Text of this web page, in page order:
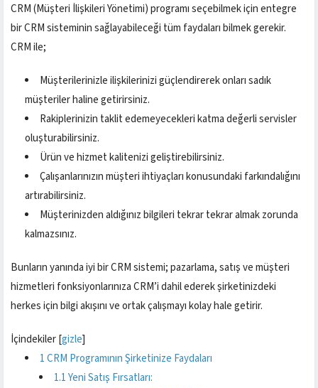
CRM (Müşteri İlişkileri Yönetimi) programı seçebilmek için entegre
bir CRM sisteminin sağlayabileceği tüm faydaları bilmek gerekir.
CRM ile;
Müşterilerinizle ilişkilerinizi güçlendirerek onları sadık
müşteriler haline getirirsiniz.
Rakiplerinizin taklit edemeyecekleri katma değerli servisler
oluşturabilirsiniz.
Ürün ve hizmet kalitenizi geliştirebilirsiniz.
Çalışanlarınızın müşteri ihtiyaçları konusundaki farkındalığını
artırabilirsiniz.
Müşterinizden aldığınız bilgileri tekrar tekrar almak zorunda
kalmazsınız.
Bunların yanında iyi bir CRM sistemi; pazarlama, satış ve müşteri
hizmetleri fonksiyonlarınıza CRM’i dahil ederek şirketinizdeki
herkes için bilgi akışını ve ortak çalışmayı kolay hale getirir.
İçindekiler[gizle]
1CRM Programının Şirketinize Faydaları
1.1Yeni Satış Fırsatları: